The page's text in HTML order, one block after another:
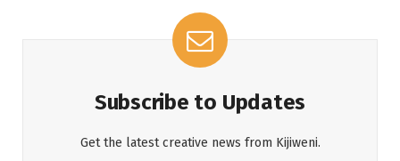
Subscribe to Updates
Get the latest creative news from Kijiweni.